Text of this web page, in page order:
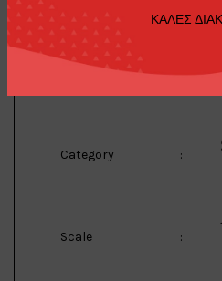
ΚΑΛΕΣ
Manufacturer :
Category :
Scale :